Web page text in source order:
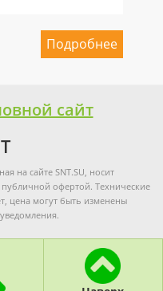
Подробнее
сайт
на сайте SNT.SU, носит
офертой. Технические
цена могут быть изменены